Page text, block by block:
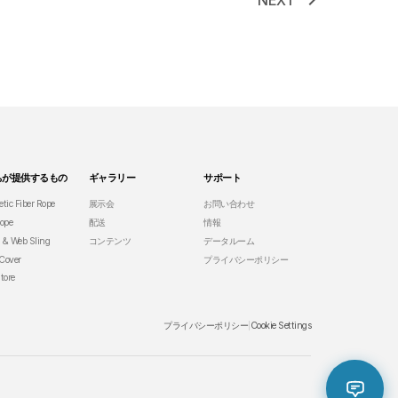
提供するもの
Fiber Rope
& Web Sling
ギャラリー
展示会
配送
コンテンツ
サポート
お問い合わせ
情報
データルーム
プライバシーポリシー
プライバシーポリシー Cookie Settings